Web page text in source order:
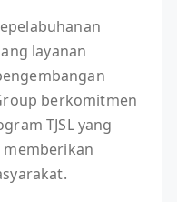
layanan
berkomitmen
TJSL yang